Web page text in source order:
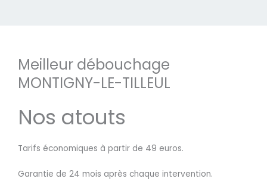
Meilleur débouchage
MONTIGNY-LE-TILLEUL
Nos atouts
Tarifs économiques à partir de 49 euros.
Garantie de 24 mois après chaque intervention.